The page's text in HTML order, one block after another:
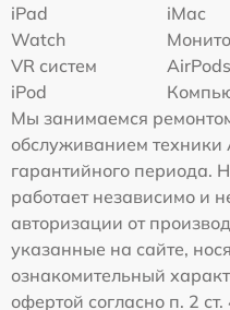
iPad
iMac
Watch
VR систем
AirPods
iPod
Мы занимаемся
обслуживанием техники
гарантийного периода.
работает независимо и
авторизации от
указанные на сайте,
ознакомительный
офертой согласно п. 2